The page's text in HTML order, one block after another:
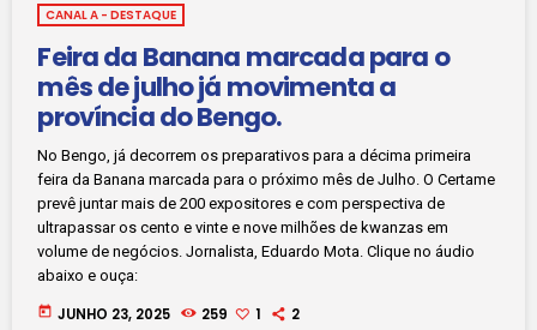
CANAL A - DESTAQUE
Feira da Banana marcada para o
mês de julho já movimenta a
província do Bengo.
No Bengo, já decorrem os preparativos para a décima primeira
feira da Banana marcada para o próximo mês de Julho. O Certame
prevê juntar mais de 200 expositores e com perspectiva de
ultrapassar os cento e vinte e nove milhões de kwanzas em
volume de negócios. Jornalista, Eduardo Mota. Clique no áudio
abaixo e ouça:
today JUNHO 23, 2025 259 1 2